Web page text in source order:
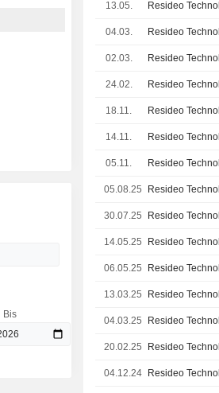
13.05. Resideo
04.03.
02.03.
24.02. Resideo
18.11. Resideo
14.11. Resideo
05.11. Resideo
05.08.25 Resideo
30.07.25 Resideo
14.05.25
06.05.25 Resideo
13.03.25
04.03.25
20.02.25 Resideo
04.12.24
Bis